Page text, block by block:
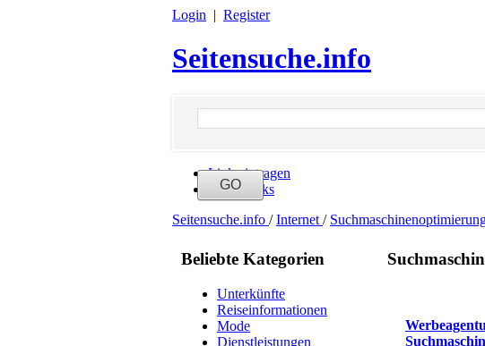
Login | Register
Seitensuche.info
Link eintragen
Neue Links
Seitensuche.info / Internet /
Beliebte Kategorien
Unterkünfte
Reiseinformationen
Mode
Dienstleistungen